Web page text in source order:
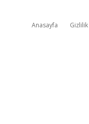
Anasayfa Gizlilik